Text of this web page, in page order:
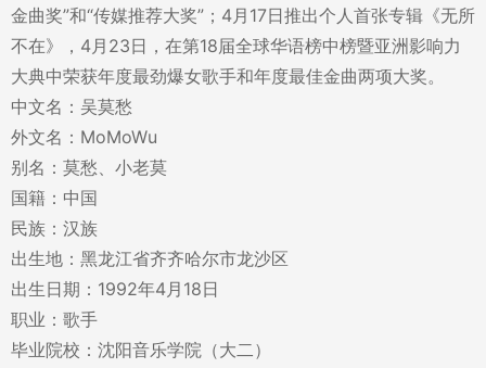
金曲奖”和“传媒推荐大奖”；4月17日推出个人首张专辑《无所
不在》，4月23日，在第18届全球华语榜中榜暨亚洲影响力
大典中荣获年度最劲爆女歌手和年度最佳金曲两项大奖。
中文名：吴莫愁
外文名：MoMoWu
别名：莫愁、小老莫
国籍：中国
民族：汉族
出生地：黑龙江省齐齐哈尔市龙沙区
出生日期：1992年4月18日
职业：歌手
毕业院校：沈阳音乐学院（大二）